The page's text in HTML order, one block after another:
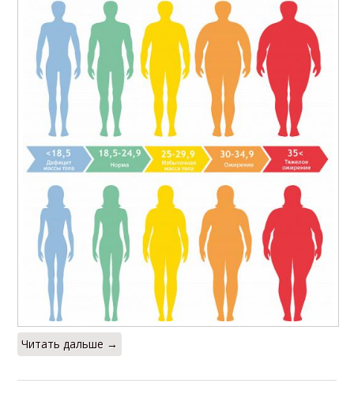
Читать дальше →